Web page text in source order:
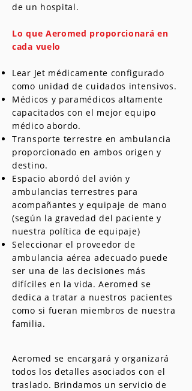
de un hospital.
Lo que Aeromed proporcionará en
cada vuelo
Lear Jet médicamente configurado
como unidad de cuidados intensivos.
Médicos y paramédicos altamente
capacitados con el mejor equipo
médico abordo.
Transporte terrestre en ambulancia
proporcionado en ambos origen y
destino.
Espacio abordó del avión y
ambulancias terrestres para
acompañantes y equipaje de mano
(según la gravedad del paciente y
nuestra política de equipaje)
Seleccionar el proveedor de
ambulancia aérea adecuado puede
ser una de las decisiones más
difíciles en la vida. Aeromed se
dedica a tratar a nuestros pacientes
como si fueran miembros de nuestra
familia.
Aeromed se encargará y organizará
todos los detalles asociados con el
traslado. Brindamos un servicio de